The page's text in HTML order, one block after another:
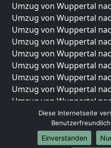
Umzug von Wuppertal
Umzug von Wuppertal
Umzug von Wuppertal
Umzug von Wuppertal
Umzug von Wuppertal
Umzug von Wuppertal
Umzug von Wuppertal
Umzug von Wuppertal
Umzug von Wuppertal
Umzug von Wuppertal
Umzug von Wuppertal
Umzug von Wuppertal
Diese Internetseite
Einverstanden